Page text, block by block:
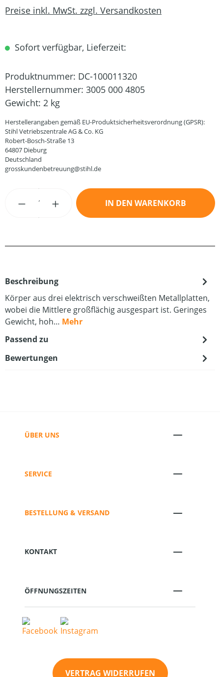
Preise inkl. MwSt. zzgl. Versandkosten
Sofort verfügbar, Lieferzeit:
Produktnummer: DC-100011320
Herstellernummer: 3005 000 4805
Gewicht: 2 kg
Herstellerangaben gemäß EU-Produktsicherheitsverordnung (GPSR):
Stihl Vetriebszentrale AG & Co. KG
Robert-Bosch-Straße 13
64807 Dieburg
Deutschland
grosskundenbetreuung@stihl.de
Produkt Anzahl: Gib den gewünschten
IN DEN WARENKORB
Beschreibung
Körper aus drei elektrisch verschweißten Metallplatten,
wobei die Mittlere großflächig ausgespart ist. Geringes
Gewicht, hoh… Mehr
Passend zu
Bewertungen
ÜBER UNS
SERVICE
BESTELLUNG & VERSAND
KONTAKT
ÖFFNUNGSZEITEN
VERTRAG WIDERRUFEN